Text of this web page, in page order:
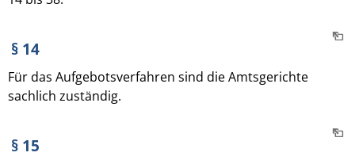
§ 14
Für das Aufgebotsverfahren sind die Amtsgerichte
sachlich zuständig.
§ 15